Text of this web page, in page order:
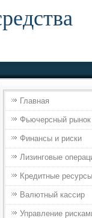
Главная
Фьючерсный рынок
Финансы и риски
Лизинговые
Кредитные ресурсы
Валютный кассир
Управление